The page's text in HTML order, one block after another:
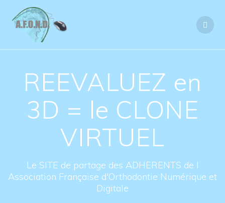
REEVALUEZ en
3D = le CLONE
VIRTUEL
Le SITE de partage des ADHERENTS de l
Association Française d'Orthodontie Numérique et
Digitale